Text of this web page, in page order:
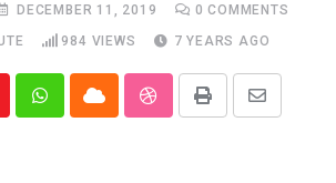
DECEMBER 11, 2019 0 COMMENTS
984 VIEWS 7 YEARS AGO
WhatsappCloud StumbleUpon
Print
Share